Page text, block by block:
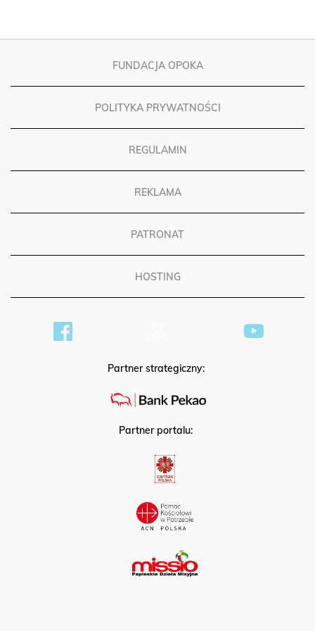
FUNDACJA OPOKA
POLITYKA PRYWATNOŚCI
REGULAMIN
REKLAMA
PATRONAT
HOSTING
Partner strategiczny:
Partner portalu: